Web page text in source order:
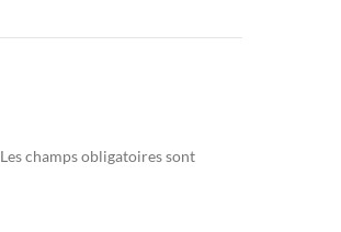
Les champs obligatoires sont